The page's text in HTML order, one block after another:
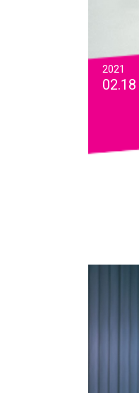
2021
02.18